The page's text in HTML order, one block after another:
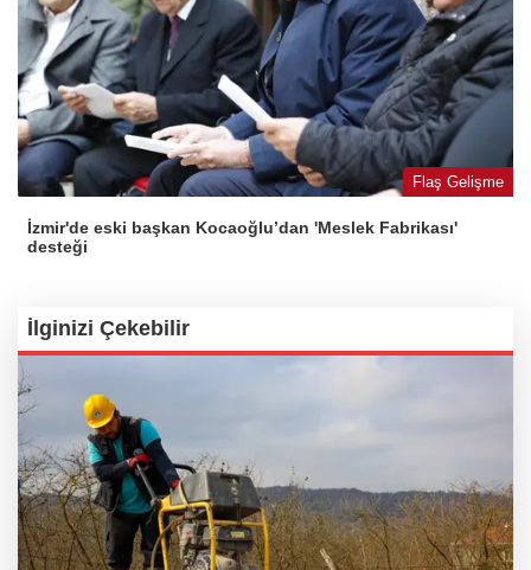
Flaş Gelişme
İzmir'de eski başkan Kocaoğlu’dan 'Meslek Fabrikası'
desteği
İlginizi Çekebilir